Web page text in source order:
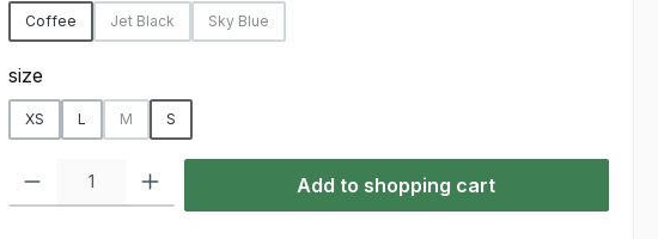
Coffee Jet Black
(This option is currently unavailable.)
Sky Blue
Select
size
XS L M S
Product Quantity: Enter the desired amount or use the buttons to increase or
Add to shopping cart